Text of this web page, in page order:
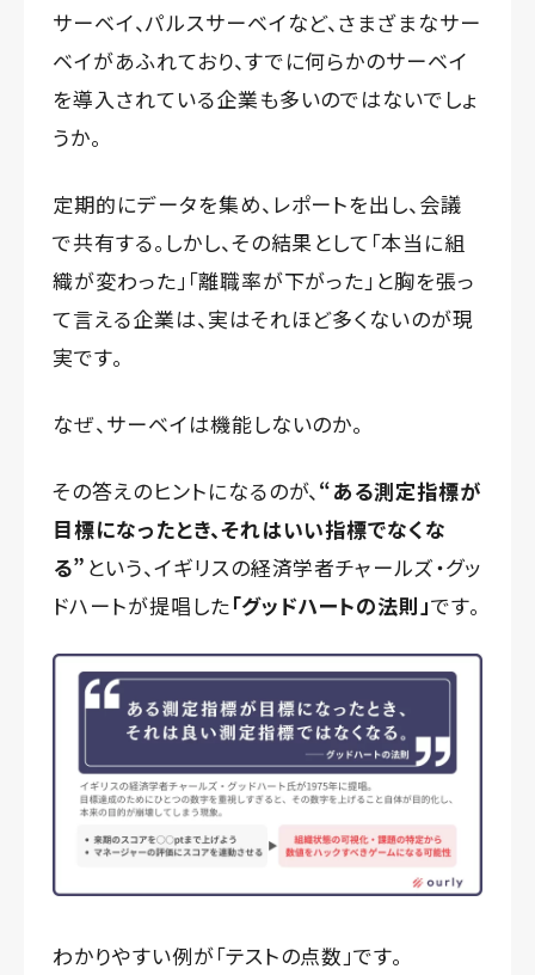
サーベイ、パルスサーベイなど、さまざまなサー
ベイがあふれており、すでに何らかのサーベイ
を導入されている企業も多いのではないでしょ
うか。
定期的にデータを集め、レポートを出し、会議
で共有する。しかし、その結果として「本当に組
織が変わった」「離職率が下がった」と胸を張っ
て言える企業は、実はそれほど多くないのが現
実です。
なぜ、サーベイは機能しないのか。
その答えのヒントになるのが、“ある測定指標が
目標になったとき、それはいい指標でなくな
る” という、イギリスの経済学者チャールズ・グッ
ドハートが提唱した「グッドハートの法則」です。
わかりやすい例が「テストの点数」です。